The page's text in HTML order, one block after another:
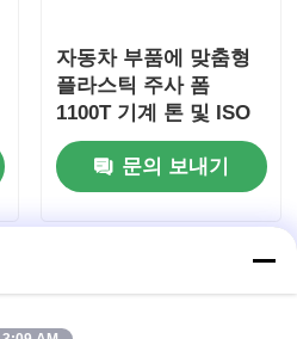
자동차 부품에 맞춤형
플라스틱 주사 폼
1100T 기계 톤 및 ISO
9001:2008 인증
문의 보내기